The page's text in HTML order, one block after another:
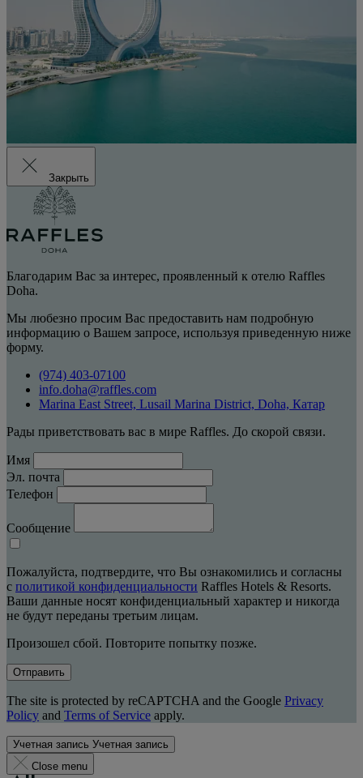
Закрыть
Благодарим Вас за интерес, проявленный к отелю Raffles
Doha.
Мы любезно просим Вас предоставить нам подробную
информацию о Вашем запросе, используя приведенную ниже
форму.
(974) 403-07100
info.doha@raffles.com
Marina East Street, Lusail Marina District, Doha, Катар
Рады приветствовать вас в мире Raffles. До скорой связи.
Имя
Эл. почта
Телефон
Сообщение
Пожалуйста, подтвердите, что Вы ознакомились и согласны
с политикой конфиденциальности Raffles Hotels & Resorts.
Ваши данные носят конфиденциальный характер и никогда
не будут переданы третьим лицам.
Произошел сбой. Повторите попытку позже.
Отправить
The site is protected by reCAPTCHA and the Google Privacy
Policy and Terms of Service apply.
Учетная запись Учетная запись
Close menu